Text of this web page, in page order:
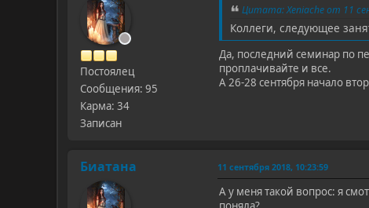
Постоялец
Сообщения: 95
Карма: 34
Записан
Цитата: Xeniache от 11
Коллеги, следующее
Да, последний семинар по
проплачивайте и все.
А 26-28 сентября начало
Биатана 11 сентября 2018, 10:23:59
А у меня такой вопрос: я